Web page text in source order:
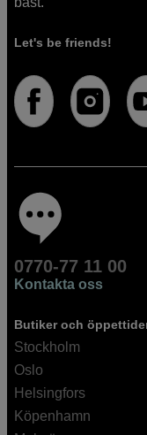
Let's be friends!
0770-77 11 00
Kontakta oss
Butiker och
Stockholm
Oslo
Helsingfors
Köpenhamn